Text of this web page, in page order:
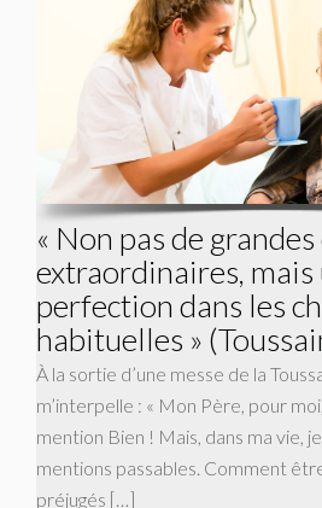
« Non pas de grandes
extraordinaires, mais
perfection dans les
habituelles »
À la sortie d’une messe de la
m’interpelle : « Mon Père, pour
mention Bien ! Mais, dans ma vie,
mentions passables. Comment
préjugés […]